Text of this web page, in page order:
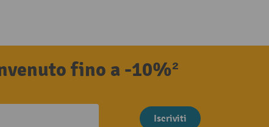
fino a -10%²
Iscriviti